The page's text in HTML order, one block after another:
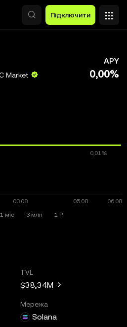
Підключити
Market
APY
0,00%
1 міс 3 млн 1 Р
TVL
$38,34M
Мережа
Solana